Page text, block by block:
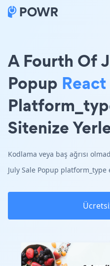
A Fourth Of
Popup React
Sitenize
Kodlama veya baş ağrısı
July Sale Popup platform_type